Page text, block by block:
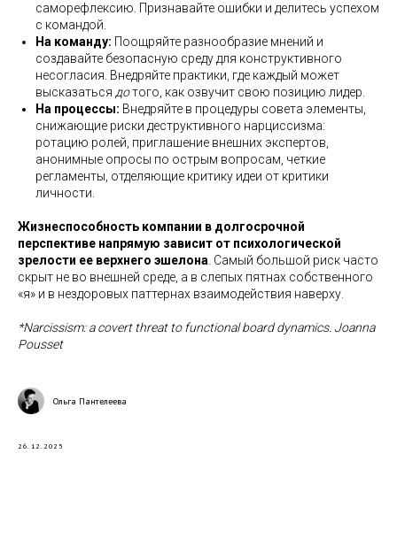
саморефлексию. Признавайте ошибки и делитесь успехом
с командой.
На команду: Поощряйте разнообразие мнений и
создавайте безопасную среду для конструктивного
несогласия. Внедряйте практики, где каждый может
высказаться дотого, как озвучит свою позицию лидер.
На процессы: Внедряйте в процедуры совета элементы,
снижающие риски деструктивного нарциссизма:
ротацию ролей, приглашение внешних экспертов,
анонимные опросы по острым вопросам, четкие
регламенты, отделяющие критику идеи от критики
личности.
Жизнеспособность компании в долгосрочной
перспективе напрямую зависит от психологической
зрелости ее верхнего эшелона . Самый большой риск часто
скрыт не во внешней среде, а в слепых пятнах собственного
«я» и в нездоровых паттернах взаимодействия наверху.
*Narcissism: a covert threat to functional board dynamics. Joanna
Pousset
Ольга Пантелеева
26.12.2025